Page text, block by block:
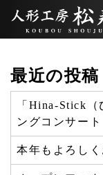
最近の投稿
「Hina-Stick
ングコンサート
本年もよろし